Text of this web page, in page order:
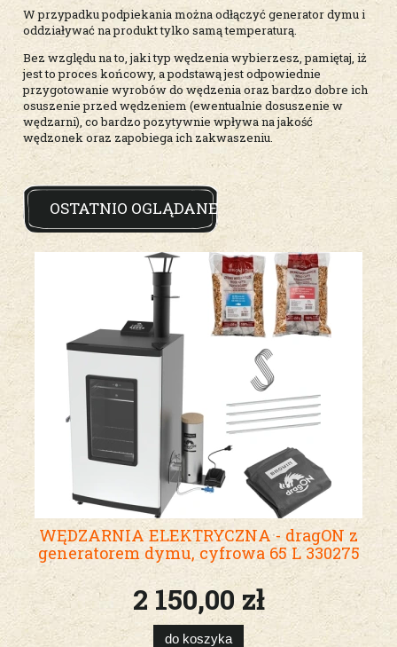
W przypadku podpiekania można odłączyć generator dymu i
oddziaływać na produkt tylko samą temperaturą.
Bez względu na to, jaki typ wędzenia wybierzesz, pamiętaj, iż
jest to proces końcowy, a podstawą jest odpowiednie
przygotowanie wyrobów do wędzenia oraz bardzo dobre ich
osuszenie przed wędzeniem (ewentualnie dosuszenie w
wędzarni), co bardzo pozytywnie wpływa na jakość
wędzonek oraz zapobiega ich zakwaszeniu.
OSTATNIO OGLĄDANE
WĘDZARNIA ELEKTRYCZNA - dragON z
generatorem dymu, cyfrowa 65 L 330275
2 150,00 zł
do koszyka